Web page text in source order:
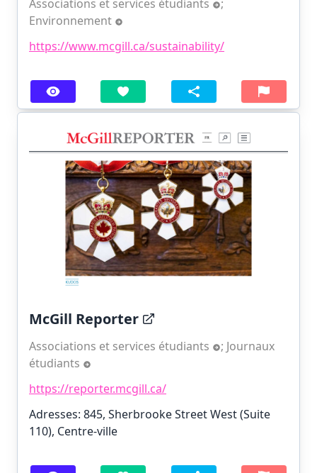
Associations et services étudiants
;
Environnement
https://www.mcgill.ca/sustainability/
McGill Reporter
Associations et services étudiants ; Journaux
étudiants
https://reporter.mcgill.ca/
Adresses: 845, Sherbrooke Street West (Suite
110), Centre-ville